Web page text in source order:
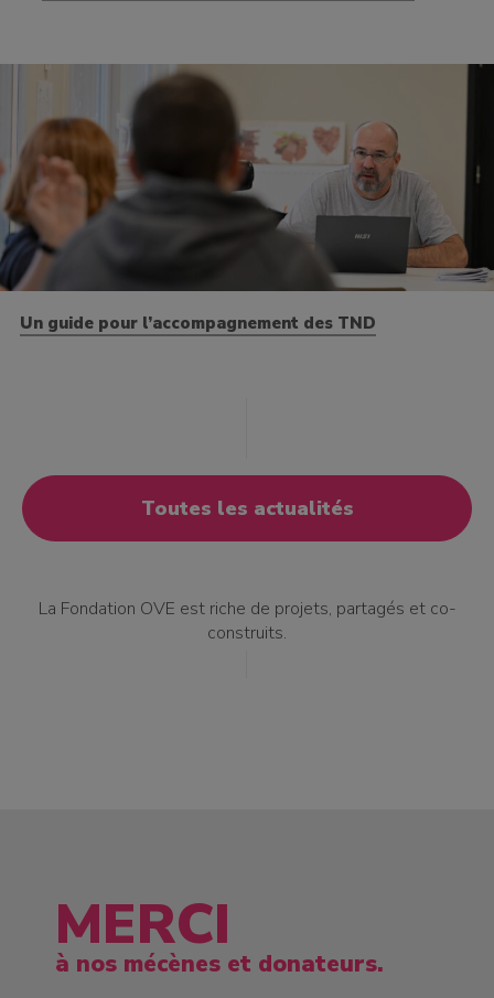
Un guide pour l’accompagnement des TND
Toutes les actualités
La Fondation OVE est riche de projets, partagés et co-
construits.
MERCI
à nos mécènes et donateurs.